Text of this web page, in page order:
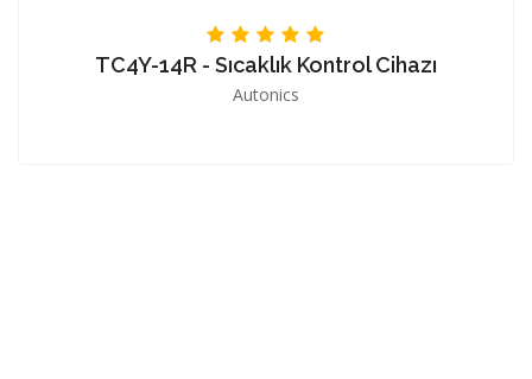
TC4Y-14R - Sıcaklık Kontrol Cihazı
Autonics